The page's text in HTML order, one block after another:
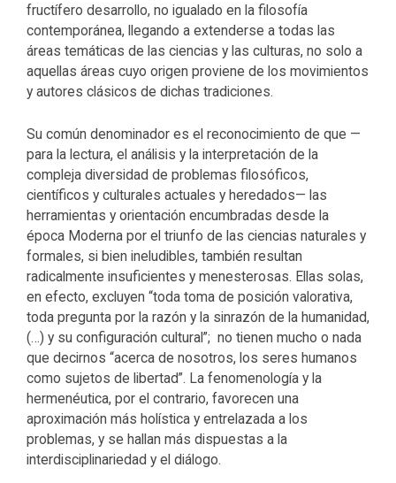
fructífero desarrollo, no igualado en la filosofía
contemporánea, llegando a extenderse a todas las
áreas temáticas de las ciencias y las culturas, no solo a
aquellas áreas cuyo origen proviene de los movimientos
y autores clásicos de dichas tradiciones.
Su común denominador es el reconocimiento de que —
para la lectura, el análisis y la interpretación de la
compleja diversidad de problemas filosóficos,
científicos y culturales actuales y heredados— las
herramientas y orientación encumbradas desde la
época Moderna por el triunfo de las ciencias naturales y
formales, si bien ineludibles, también resultan
radicalmente insuficientes y menesterosas. Ellas solas,
en efecto, excluyen “toda toma de posición valorativa,
toda pregunta por la razón y la sinrazón de la humanidad,
(…) y su configuración cultural”; no tienen mucho o nada
que decirnos “acerca de nosotros, los seres humanos
como sujetos de libertad”. La fenomenología y la
hermenéutica, por el contrario, favorecen una
aproximación más holística y entrelazada a los
problemas, y se hallan más dispuestas a la
interdisciplinariedad y el diálogo.